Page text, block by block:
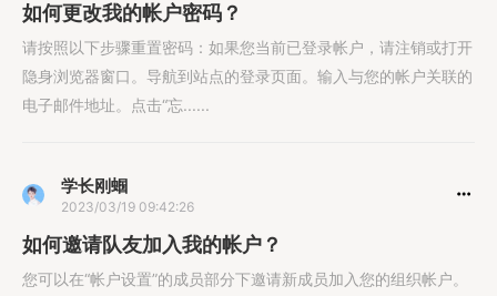
如何更改我的帐户密码？
请按照以下步骤重置密码：如果您当前已登录帐户，请注销或打开
隐身浏览器窗口。导航到站点的登录页面。输入与您的帐户关联的
电子邮件地址。点击“忘......
学长刚蝈
2023/03/19 09:42:26
如何邀请队友加入我的帐户？
您可以在“帐户设置”的成员部分下邀请新成员加入您的组织帐户。